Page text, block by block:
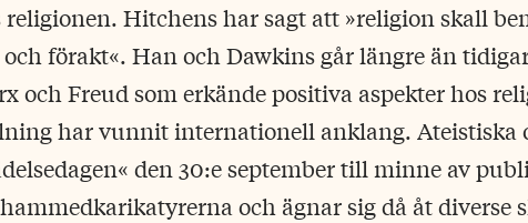
religionen. Hitchens har sagt att »religion skall
förakt«. Han och Dawkins går längre än
och Freud som erkände positiva aspekter hos
har vunnit internationell anklang. Ateistiska
den 30:e september till minne av
och ägnar sig då åt diverse